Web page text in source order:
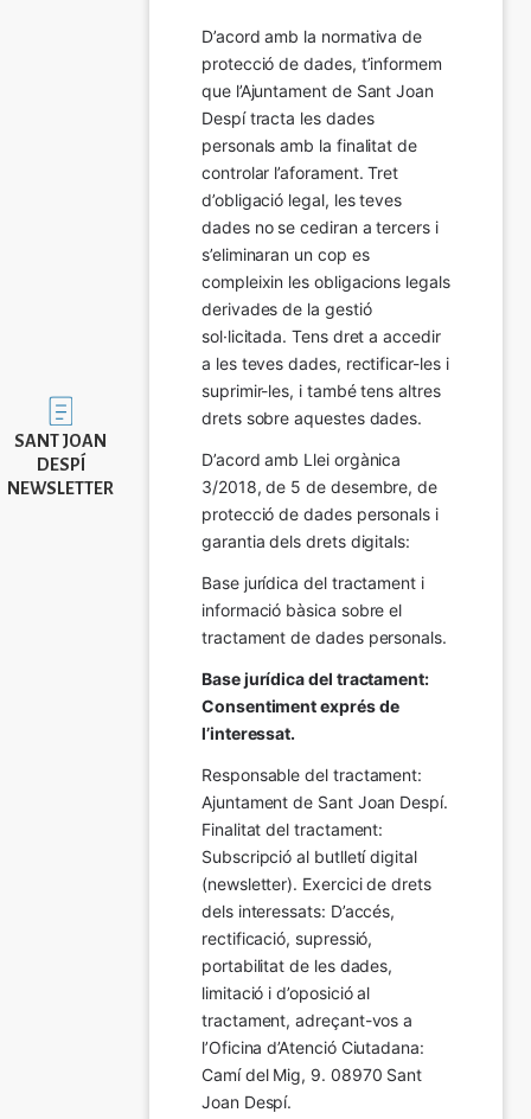
Imatge
SANT JOAN
DESPÍ
NEWSLETTER
D’acord amb la normativa de
protecció de dades, t’informem
que l’Ajuntament de Sant Joan
Despí tracta les dades
personals amb la finalitat de
controlar l’aforament. Tret
d’obligació legal, les teves
dades no se cediran a tercers i
s’eliminaran un cop es
compleixin les obligacions legals
derivades de la gestió
sol·licitada. Tens dret a accedir
a les teves dades, rectificar-les i
suprimir-les, i també tens altres
drets sobre aquestes dades.
D’acord amb Llei orgànica
3/2018, de 5 de desembre, de
protecció de dades personals i
garantia dels drets digitals:
Base jurídica del tractament i
informació bàsica sobre el
tractament de dades personals.
Base jurídica del tractament:
Consentiment exprés de
l’interessat.
Responsable del tractament:
Ajuntament de Sant Joan Despí.
Finalitat del tractament:
Subscripció al butlletí digital
(newsletter). Exercici de drets
dels interessats: D’accés,
rectificació, supressió,
portabilitat de les dades,
limitació i d’oposició al
tractament, adreçant-vos a
l’Oficina d’Atenció Ciutadana:
Camí del Mig, 9. 08970 Sant
Joan Despí.